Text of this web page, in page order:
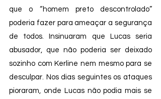
que o “homem preto descontrolado”
poderia fazer para ameaçar a segurança
de todos. Insinuaram que Lucas seria
abusador, que não poderia ser deixado
sozinho com Kerline nem mesmo para se
desculpar. Nos dias seguintes os ataques
pioraram, onde Lucas não podia mais se